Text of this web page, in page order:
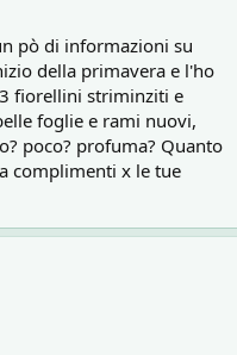
pò di informazioni su
della primavera e l'ho
fiorellini striminziti e
foglie e rami nuovi,
poco? profuma? Quanto
complimenti x le tue